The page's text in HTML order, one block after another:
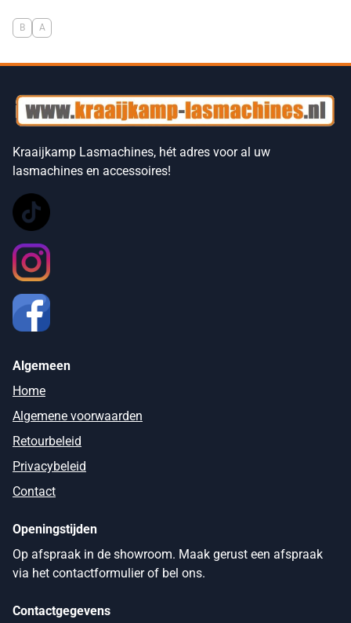
B A
Kraaijkamp Lasmachines, hét adres voor al uw
lasmachines en accessoires!
Algemeen
Home
Algemene voorwaarden
Retourbeleid
Privacybeleid
Contact
Openingstijden
Op afspraak in de showroom. Maak gerust een afspraak
via het contactformulier of bel ons.
Contactgegevens